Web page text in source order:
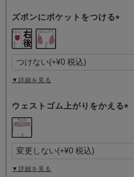
ズボンにポケットをつける
須
)
▼詳細を見る
ウェストゴム上がりをかえる
須
)
▼詳細を見る